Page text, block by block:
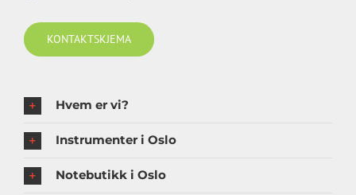
KONTAKTSKJEMA
Hvem er vi?
Instrumenter i Oslo
Notebutikk i Oslo